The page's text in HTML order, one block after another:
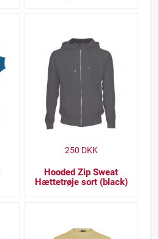
Hooded Zip Sweat
Hættetrøje sort (black)
250 DKK